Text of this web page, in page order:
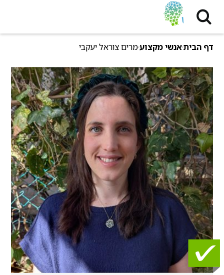
דף הביתאנשי מקצועמרים צוראל יעקבי